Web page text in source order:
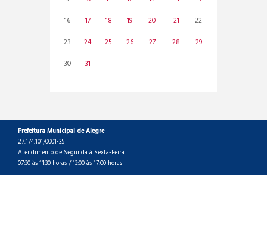
16
17 18 19 20 21
22
23
24 25 26 27 28
29
30
31
Prefeitura Municipal de Alegre
27.174.101/0001-35
Atendimento de Segunda à Sexta-Feira
07:30 às 11:30 horas / 13:00 às 17:00 horas